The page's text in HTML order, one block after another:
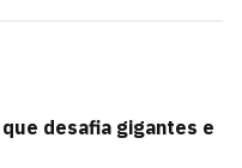
desafia gigantes e